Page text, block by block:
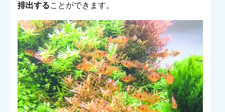
排出することができます。